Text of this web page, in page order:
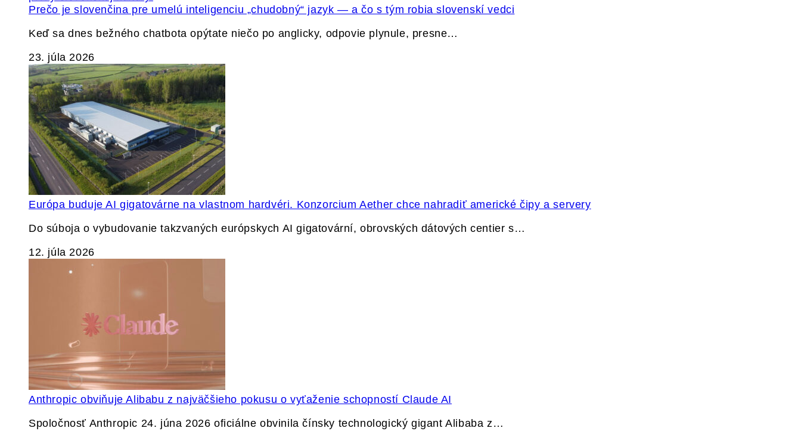
Prečo je slovenčina pre umelú inteligenciu „chudobný“ jazyk — a čo s tým robia slovenskí vedci
Keď sa dnes bežného chatbota opýtate niečo po anglicky, odpovie plynule, presne…
23. júla 2026
Európa buduje AI gigatovárne na vlastnom hardvéri. Konzorcium Aether chce nahradiť americké čipy a servery
Do súboja o vybudovanie takzvaných európskych AI gigatovární, obrovských dátových centier s…
12. júla 2026
Anthropic obviňuje Alibabu z najväčšieho pokusu o vyťaženie schopností Claude AI
Spoločnosť Anthropic 24. júna 2026 oficiálne obvinila čínsky technologický gigant Alibaba z…